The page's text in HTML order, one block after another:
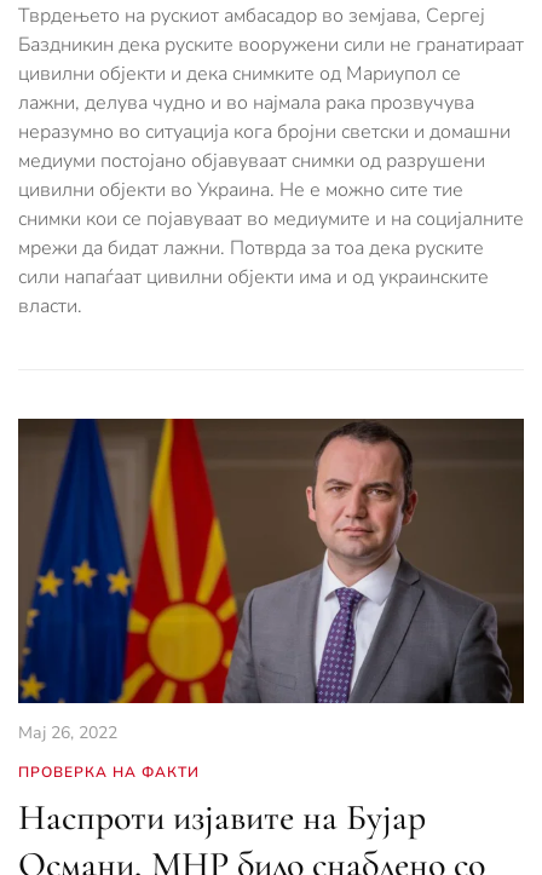
Тврдењето на рускиот амбасадор во земјава, Сергеј
Баздникин дека руските вооружени сили не гранатираат
цивилни објекти и дека снимките од Мариупол се
лажни, делува чудно и во најмала рака прозвучува
неразумно во ситуација кога бројни светски и домашни
медиуми постојано објавуваат снимки од разрушени
цивилни објекти во Украина. Не е можно сите тие
снимки кои се појавуваат во медиумите и на социјалните
мрежи да бидат лажни. Потврда за тоа дека руските
сили напаѓаат цивилни објекти има и од украинските
власти.
Мај 26, 2022
ПРОВЕРКА НА ФАКТИ
Наспроти изјавите на Бујар
Османи, МНР било снабдено со